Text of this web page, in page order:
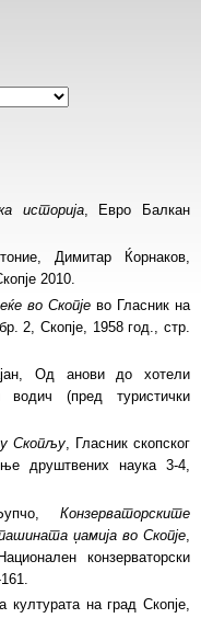
историја, Евро Балкан
Димитар Ќорнаков,
2010.
во Скопје во Гласник на
2, Скопје, 1958 год., стр.
Од анови до хотели
водич (пред туристички
у Скопљу, Гласник скопског
друштвених наука 3-4,
Конзерваторските
џамија во Скопје
конзерваторски
на град Скопје,